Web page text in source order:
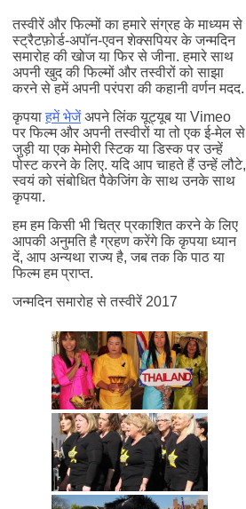
तस्वीरें और फिल्मों का हमारे संग्रह के माध्यम से
स्ट्रैटफ़ोर्ड-अपॉन-एवन शेक्सपियर के जन्मदिन
समारोह की खोज या फिर से जीना. हमारे साथ
अपनी खुद की फिल्मों और तस्वीरों को साझा
करने से हमें अपनी परंपरा की कहानी वर्णन मदद.
कृपयाहमें भेजेंअपने लिंक यूट्यूब या Vimeo
पर फिल्म और अपनी तस्वीरों या तो एक ई-मेल से
जुड़ी या एक मेमोरी स्टिक या डिस्क पर उन्हें
पोस्ट करने के लिए. यदि आप चाहते हैं उन्हें लौटे,
स्वयं को संबोधित पैकेजिंग के साथ उनके साथ
कृपया.
हम हम किसी भी चित्र प्रकाशित करने के लिए
आपकी अनुमति है ग्रहण करेंगे कि कृपया ध्यान
दें, आप अन्यथा राज्य है, जब तक कि पाठ या
फिल्म हम प्राप्त.
जन्मदिन समारोह से तस्वीरें 2017